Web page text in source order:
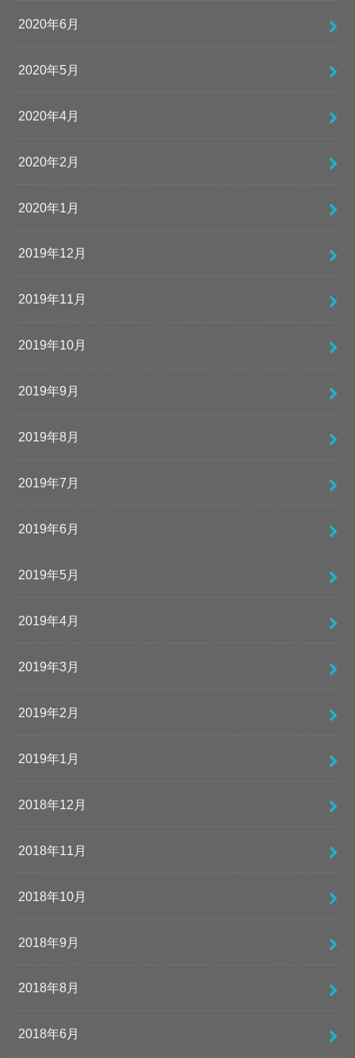
2020年6月
2020年5月
2020年4月
2020年2月
2020年1月
2019年12月
2019年11月
2019年10月
2019年9月
2019年8月
2019年7月
2019年6月
2019年5月
2019年4月
2019年3月
2019年2月
2019年1月
2018年12月
2018年11月
2018年10月
2018年9月
2018年8月
2018年6月